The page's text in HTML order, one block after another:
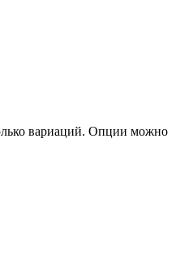
вариаций. Опции можно